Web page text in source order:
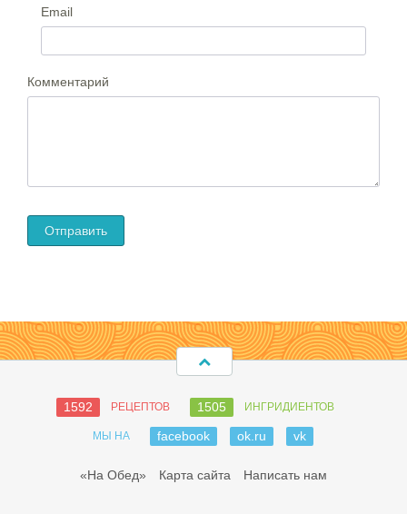
Email
Комментарий
1592 РЕЦЕПТОВ 1505 ИНГРИДИЕНТОВ
МЫ НА facebook ok.ru vk
«На Обед» Карта сайта Написать нам